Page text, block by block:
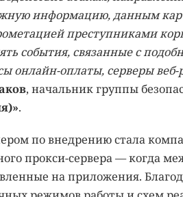
информацию, данным
преступниками
события, связанные с
онлайн-оплаты, серверы веб-
, начальник группы
.
по внедрению стала
прокси-сервера — когда
на приложения.